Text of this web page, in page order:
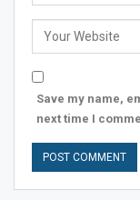
Save my name,
next time I